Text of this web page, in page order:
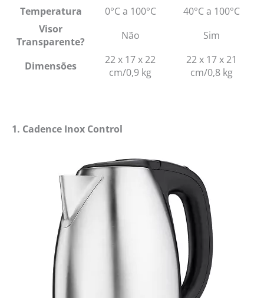
Temperatura
0°C a 100°C
40°C a 100°C
Visor
Transparente?
Não Sim
Dimensões
22 x 17 x 22
cm/0,9 kg
22 x 17 x 21
cm/0,8 kg
1. Cadence Inox Control